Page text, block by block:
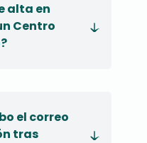
alta en
Centro
el correo
tras